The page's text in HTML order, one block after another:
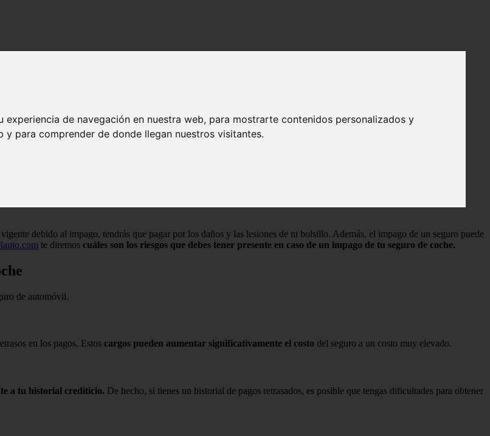
de navegación en nuestra web, para mostrarte contenidos personalizados y
para comprender de donde llegan nuestros visitantes.
de coche?
debido al impago, tendrás que pagar por los daños y las lesiones de tu bolsillo. Además, el impago de un seguro puede
te diremos cuáles son los riesgos que debes tener presente en caso de un impago de tu seguro de coche.
de automóvil.
en los pagos. Estos cargos pueden aumentar significativamente el costo del seguro a un costo muy elevado.
a tu historial crediticio. De hecho, si tienes un historial de pagos retrasados, es posible que tengas dificultades para obtener